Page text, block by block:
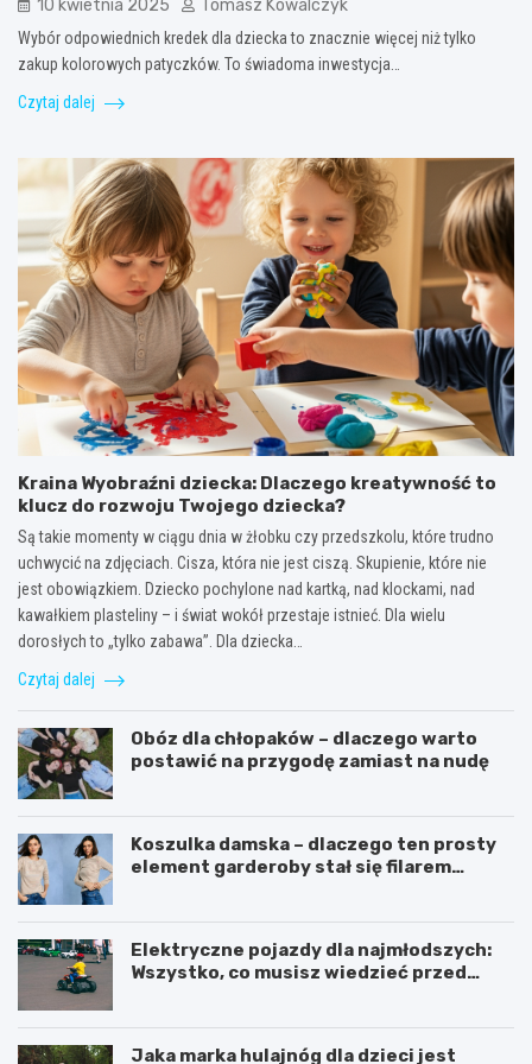
10 kwietnia 2025 Tomasz Kowalczyk
Wybór odpowiednich kredek dla dziecka to znacznie więcej niż tylko
zakup kolorowych patyczków. To świadoma inwestycja…
Czytaj dalej
Kraina Wyobraźni dziecka: Dlaczego kreatywność to
klucz do rozwoju Twojego dziecka?
Są takie momenty w ciągu dnia w żłobku czy przedszkolu, które trudno
uchwycić na zdjęciach. Cisza, która nie jest ciszą. Skupienie, które nie
jest obowiązkiem. Dziecko pochylone nad kartką, nad klockami, nad
kawałkiem plasteliny – i świat wokół przestaje istnieć. Dla wielu
dorosłych to „tylko zabawa”. Dla dziecka…
Czytaj dalej
Obóz dla chłopaków – dlaczego warto
postawić na przygodę zamiast na nudę
Koszulka damska – dlaczego ten prosty
element garderoby stał się filarem
Elektryczne pojazdy dla najmłodszych:
Wszystko, co musisz wiedzieć przed
Jaka marka hulajnóg dla dzieci jest